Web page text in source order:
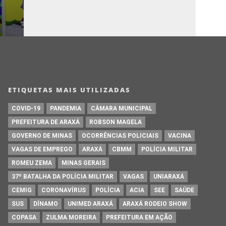
ETIQUETAS MAIS UTILIZADAS
COVID-19 PANDEMIA
CÂMARA MUNICIPAL
PREFEITURA DE ARAXÁ
ROBSON MAGELA
GOVERNO DE MINAS
OCORRÊNCIAS POLICIAIS
VACINA
VAGAS DE EMPREGO
ARAXÁ CBMM
POLÍCIA MILITAR
ROMEU ZEMA
MINAS GERAIS
37º BATALHA DA POLÍCIA MILITAR
VAGAS
UNIARAXÁ
CEMIG
CORONAVÍRUS POLÍCIA ACIA SEE
SAÚDE
SUS
DÍNAMO UNIMED ARAXÁ
ARAXÁ RODEIO SHOW
COPASA
ZULMA MOREIRA PREFEITURA EM AÇÃO